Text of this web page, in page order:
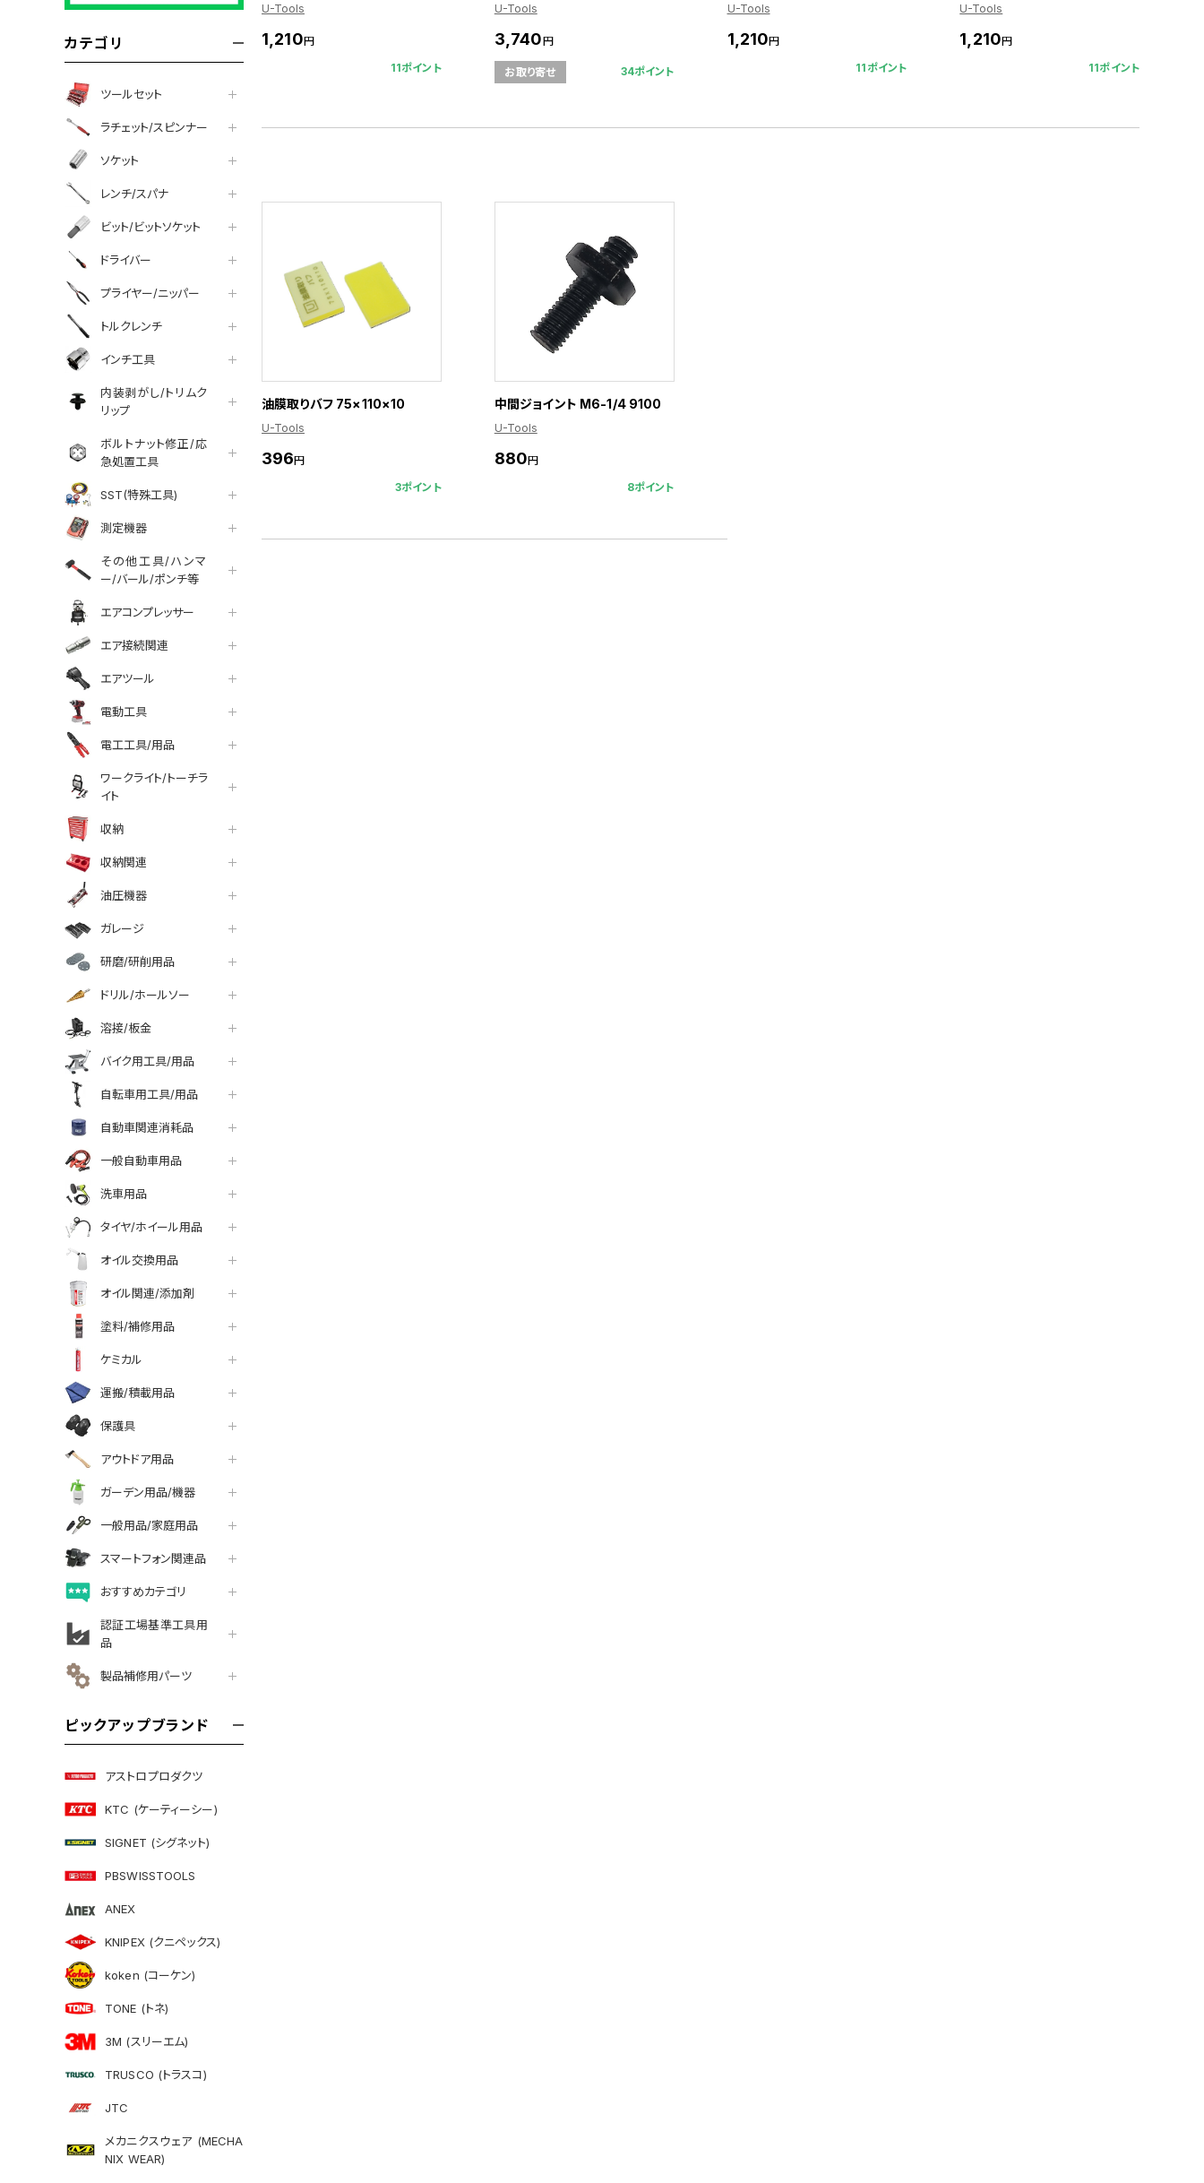
カテゴリ
ツールセット
ラチェット/スピンナー
ソケット
レンチ/スパナ
ビット/ビットソケット
ドライバー
プライヤー/ニッパー
トルクレンチ
インチ工具
内装剥がし/トリムク
リップ
ボルトナット修正/応
急処置工具
SST(特殊工具)
測定機器
その他工具/ハンマ
ー/バール/ポンチ等
エアコンプレッサー
エア接続関連
エアツール
電動工具
電工工具/用品
ワークライト/トーチラ
イト
収納
収納関連
油圧機器
ガレージ
研磨/研削用品
ドリル/ホールソー
溶接/板金
バイク用工具/用品
自転車用工具/用品
自動車関連消耗品
一般自動車用品
洗車用品
タイヤ/ホイール用品
オイル交換用品
オイル関連/添加剤
塗料/補修用品
ケミカル
運搬/積載用品
保護具
アウトドア用品
ガーデン用品/機器
一般用品/家庭用品
スマートフォン関連品
おすすめカテゴリ
認証工場基準工具用
品
製品補修用パーツ
ピックアップブランド
アストロプロダクツ
KTC (ケーティーシー)
SIGNET (シグネット)
PBSWISSTOOLS
ANEX
KNIPEX (クニペックス)
koken (コーケン)
TONE (トネ)
3M (スリーエム)
TRUSCO (トラスコ)
JTC
メカニクスウェア (MECHA
NIX WEAR)
U-Tools
1,210円
11ポイント
U-Tools
3,740円
お取り寄せ 34ポイント
U-Tools
1,210円
11ポイント
U-Tools
1,210円
11ポイント
油膜取りバフ 75×110×10
U-Tools
396円
3ポイント
中間ジョイント M6-1/4 9100
U-Tools
880円
8ポイント